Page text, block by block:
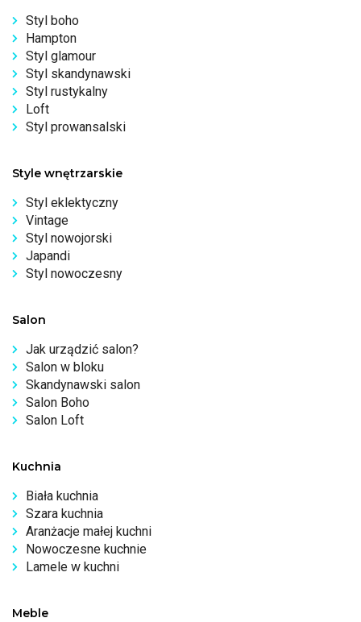
Styl boho
Hampton
Styl glamour
Styl skandynawski
Styl rustykalny
Loft
Styl prowansalski
Style wnętrzarskie
Styl eklektyczny
Vintage
Styl nowojorski
Japandi
Styl nowoczesny
Salon
Jak urządzić salon?
Salon w bloku
Skandynawski salon
Salon Boho
Salon Loft
Kuchnia
Biała kuchnia
Szara kuchnia
Aranżacje małej kuchni
Nowoczesne kuchnie
Lamele w kuchni
Meble